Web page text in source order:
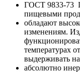
ГОСТ 9833-73
пищевыми
обладают
изменениям.
температурах
выдерживать
абсолютно